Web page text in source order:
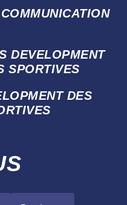
DEVELOPMENT
SPORTIVES
DES